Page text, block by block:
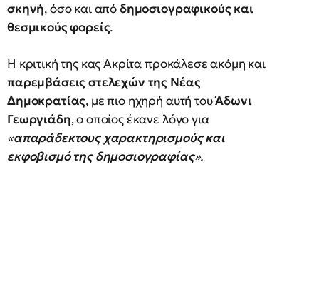
σκηνή, όσο και απόδημοσιογραφικούς και
θεσμικούς φορείς.
Η κριτική της κας Ακρίτα προκάλεσε ακόμη και
παρεμβάσεις στελεχών της Νέας
Δημοκρατίας, με πιο ηχηρή αυτή τουΆδωνι
Γεωργιάδη, ο οποίος έκανε λόγο για
«απαράδεκτους χαρακτηρισμούς και
εκφοβισμό της δημοσιογραφίας».